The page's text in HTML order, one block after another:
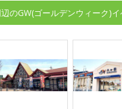
のGW(ゴールデンウィーク)